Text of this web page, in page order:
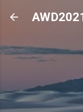
기